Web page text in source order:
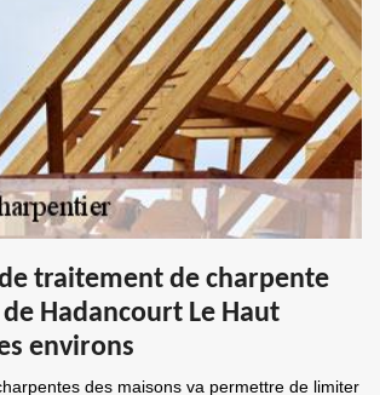
traitement de charpente
Hadancourt Le Haut
environs
des maisons va permettre de limiter